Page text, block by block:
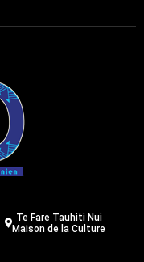
Te Fare Tauhiti Nui
Maison de la Culture